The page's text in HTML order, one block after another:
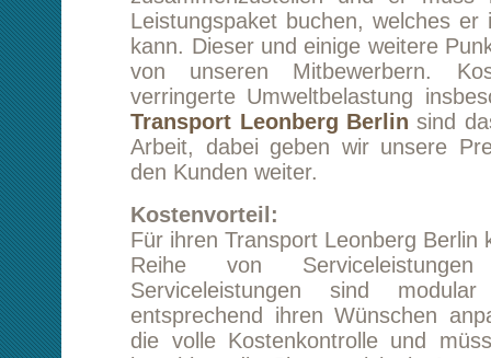
Kostenvorteil:
Für ihren Transport Leonberg Berlin können
Reihe von Serviceleistungen
Serviceleistungen sind modular und
entsprechend ihren Wünschen anpassen.
die volle Kostenkontrolle und müssen keine
bezahlen, die Sie gar nicht in Anspruch
Je langfristiger Sie ihren Transport
anbieten.
Serviceangebot:
Unsere Serviceleistungen sind dazu
speziellen Kundenwünschen gerecht zu
bestmöglich zu entlasten. Gern erstellen
kostenloses und unverbindliches Angebot!